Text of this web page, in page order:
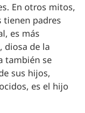
En otros mitos,
tienen padres
es más
diosa de la
también se
sus hijos,
es el hijo